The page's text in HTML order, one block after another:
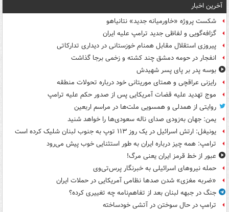
آخرین اخبار
شکست پروژه «خاورمیانه جدید» نتانیاهو
گزافه‌گویی و لفاظی جدید ترامپ علیه ایران
پیروزی استقلال مقابل همنام خوزستانی در دیداری تدارکاتی
انفجار در حومه دمشق چند کشته و زخمی برجا گذاشت
بوسه‌ پدر بر پای پسر شهیدش
رایزنی عراقچی و همتای موریتانی خود درباره تحولات منطقه
موج تهدید علیه قضات آمریکایی پس از صدور حکم علیه ترامپ
روایتی از همدلی و همسویی ملت‌ها در مراسم اربعین
یمن: جهان به‌زودی صدای ناله سعودی‌ها را خواهد شنید
یونیفل: ارتش اسرائیل در یک روز ۱۱۳ توپ به جنوب لبنان شلیک کرده است
ترامپ: همه چیز درباره ایران به طور استثنایی خوب پیش می‌رود
عبور از خط قرمز ایران یعنی مرگ!
حمله نیروهای اسرائیلی به خبرنگار پرس‌تی‌وی
«ضربه مغزی» شدن صدها نظامی آمریکایی در حملات ایران
جنگ در جبهه لبنان بعد از تفاهم‌نامه چه تغییری کرده؟
ترامپ در حال سوختن در آتشی خودساخته